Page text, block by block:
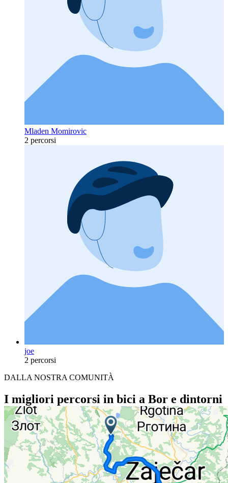
Mladen Momirovic
2 percorsi
joe
2 percorsi
DALLA NOSTRA COMUNITÀ
I migliori percorsi in bici a Bor e dintorni